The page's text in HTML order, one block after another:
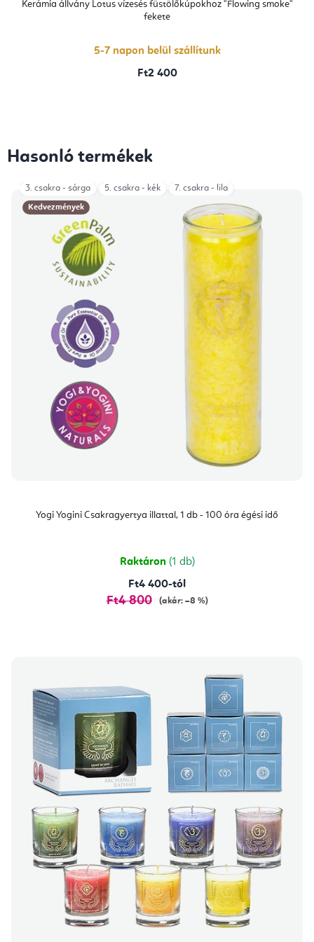
Kerámia állvány Lotus vízesés füstölőkúpokhoz "Flowing smoke"
fekete
értékelése
csillag.
5-7 napon belül szállítunk
Ft2 400
Hasonló termékek
Kedvezmények
Yogi Yogini Csakragyertya illattal, 1 db - 100 óra égési idő
Raktáron (1 db)
Ft4 400-tól
Ft4 800 (akár: –8 %)
3. csakra - sárga 5. csakra - kék 7. csakra - lila